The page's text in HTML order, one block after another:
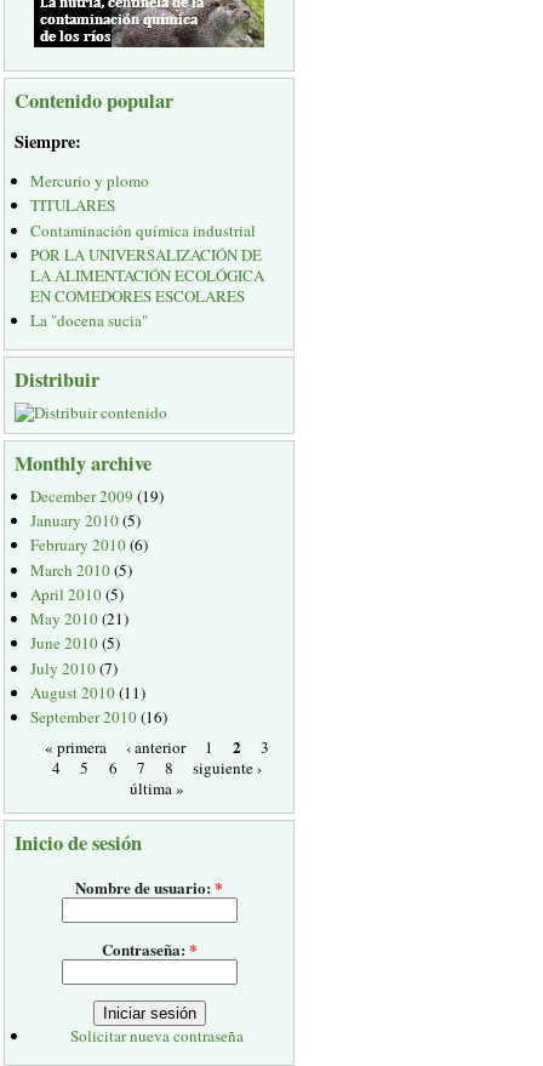
Contenido popular
Siempre:
Mercurio y plomo
TITULARES
Contaminación química industrial
POR LA UNIVERSALIZACIÓN DE
LA ALIMENTACIÓN ECOLÓGICA
EN COMEDORES ESCOLARES
La "docena sucia"
Distribuir
Monthly archive
December 2009 (19)
January 2010(5)
February 2010(6)
March 2010(5)
April 2010(5)
May 2010(21)
June 2010(5)
July 2010(7)
August 2010(11)
September 2010(16)
« primera
‹ anterior 1 2
3
4
5 6 7 8
siguiente ›
última »
Inicio de sesión
Nombre de usuario:*
Contraseña:*
Solicitar nueva contraseña